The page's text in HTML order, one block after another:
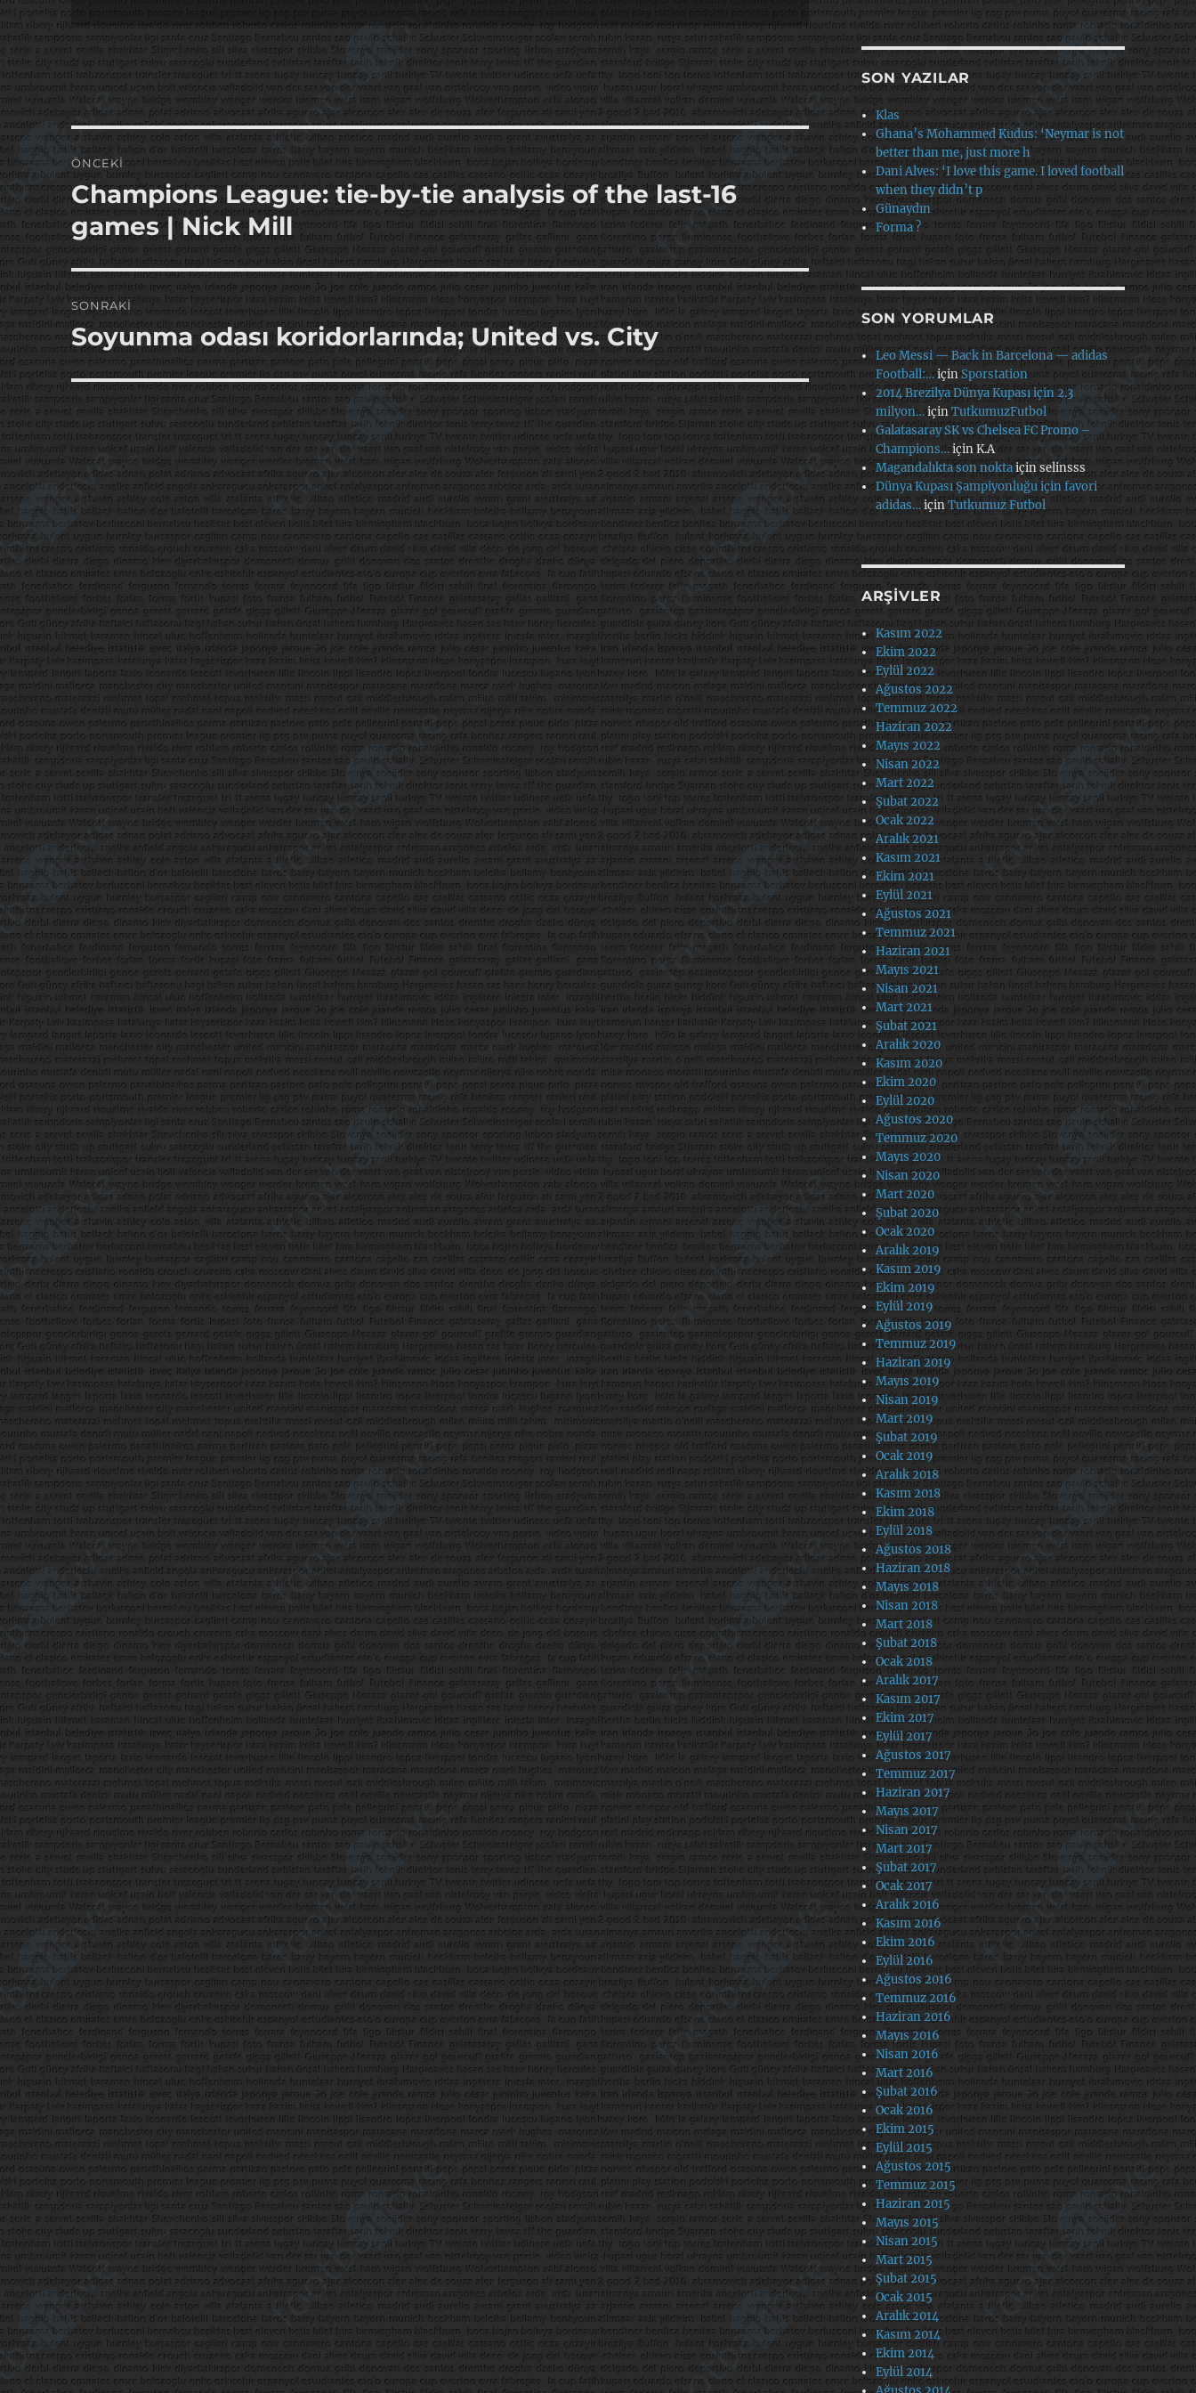
Yazı
gezinmesi
ÖNCEKI
Önceki
yazı:
Champions League: tie-by-tie analysis of the last-16
games | Nick Mill
SONRAKI
Sonraki
yazı:
Soyunma odası koridorlarında; United vs. City
SON YAZILAR
Klas
Ghana’s Mohammed Kudus: ‘Neymar is not
better than me, just more h
Dani Alves: ‘I love this game. I loved football
when they didn’t p
Günaydın
Forma ?
SON YORUMLAR
Leo Messi — Back in Barcelona — adidas
Football:…içinSporstation
2014 Brezilya Dünya Kupası için 2.3
milyon…içinTutkumuzFutbol
Galatasaray SK vs Chelsea FC Promo –
Champions…içinK.A
Magandalıkta son noktaiçinselinsss
Dünya Kupası Şampiyonluğu için favori
adidas…içinTutkumuz Futbol
ARŞIVLER
Kasım 2022
Ekim 2022
Eylül 2022
Ağustos 2022
Temmuz 2022
Haziran 2022
Mayıs 2022
Nisan 2022
Mart 2022
Şubat 2022
Ocak 2022
Aralık 2021
Kasım 2021
Ekim 2021
Eylül 2021
Ağustos 2021
Temmuz 2021
Haziran 2021
Mayıs 2021
Nisan 2021
Mart 2021
Şubat 2021
Aralık 2020
Kasım 2020
Ekim 2020
Eylül 2020
Ağustos 2020
Temmuz 2020
Mayıs 2020
Nisan 2020
Mart 2020
Şubat 2020
Ocak 2020
Aralık 2019
Kasım 2019
Ekim 2019
Eylül 2019
Ağustos 2019
Temmuz 2019
Haziran 2019
Mayıs 2019
Nisan 2019
Mart 2019
Şubat 2019
Ocak 2019
Aralık 2018
Kasım 2018
Ekim 2018
Eylül 2018
Ağustos 2018
Haziran 2018
Mayıs 2018
Nisan 2018
Mart 2018
Şubat 2018
Ocak 2018
Aralık 2017
Kasım 2017
Ekim 2017
Eylül 2017
Ağustos 2017
Temmuz 2017
Haziran 2017
Mayıs 2017
Nisan 2017
Mart 2017
Şubat 2017
Ocak 2017
Aralık 2016
Kasım 2016
Ekim 2016
Eylül 2016
Ağustos 2016
Temmuz 2016
Haziran 2016
Mayıs 2016
Nisan 2016
Mart 2016
Şubat 2016
Ocak 2016
Ekim 2015
Eylül 2015
Ağustos 2015
Temmuz 2015
Haziran 2015
Mayıs 2015
Nisan 2015
Mart 2015
Şubat 2015
Ocak 2015
Aralık 2014
Kasım 2014
Ekim 2014
Eylül 2014